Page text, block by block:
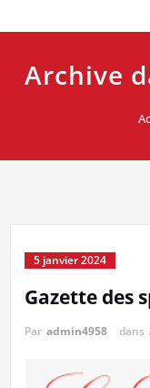
Archive
5 janvier 2024
Gazette des
Par admin4958 dans